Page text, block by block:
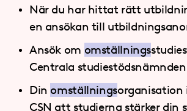
När du har hittat rätt
en ansökan till
Ansök om omställnings
Centrala studiestödsnämnden
Din omställnings
CSN att studierna stärker din